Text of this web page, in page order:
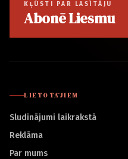
KĻŪSTI PAR LASĪTĀJU
Abonē Liesmu
LIETOTĀJIEM
Sludinājumi laikrakstā
Reklāma
Par mums